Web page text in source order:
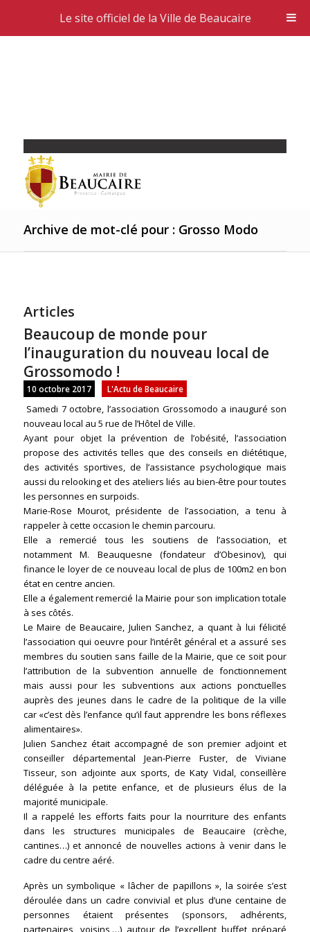
Archive de mot-clé pour : Grosso Modo
Articles
Beaucoup de monde pour
l’inauguration du nouveau local de
Grossomodo !
10 octobre 2017 L'Actu de Beaucaire
Samedi 7 octobre, l’association Grossomodo a inauguré son
nouveau local au 5 rue de l’Hôtel de Ville.
Ayant pour objet la prévention de l’obésité, l’association
propose des activités telles que des conseils en diététique,
des activités sportives, de l’assistance psychologique mais
aussi du relooking et des ateliers liés au bien-être pour toutes
les personnes en surpoids.
Marie-Rose Mourot, présidente de l’association, a tenu à
rappeler à cette occasion le chemin parcouru.
Elle a remercié tous les soutiens de l’association, et
notamment M. Beauquesne (fondateur d’Obesinov), qui
finance le loyer de ce nouveau local de plus de 100m2 en bon
état en centre ancien.
Elle a également remercié la Mairie pour son implication totale
à ses côtés.
Le Maire de Beaucaire, Julien Sanchez, a quant à lui félicité
l’association qui oeuvre pour l’intérêt général et a assuré ses
membres du soutien sans faille de la Mairie, que ce soit pour
l’attribution de la subvention annuelle de fonctionnement
mais aussi pour les subventions aux actions ponctuelles
auprès des jeunes dans le cadre de la politique de la ville
car «c’est dès l’enfance qu’il faut apprendre les bons réflexes
alimentaires».
Julien Sanchez était accompagné de son premier adjoint et
conseiller départemental Jean-Pierre Fuster, de Viviane
Tisseur, son adjointe aux sports, de Katy Vidal, conseillère
déléguée à la petite enfance, et de plusieurs élus de la
majorité municipale.
Il a rappelé les efforts faits pour la nourriture des enfants
dans les structures municipales de Beaucaire (crèche,
cantines…) et annoncé de nouvelles actions à venir dans le
cadre du centre aéré.
Après un symbolique « lâcher de papillons », la soirée s’est
déroulée dans un cadre convivial et plus d’une centaine de
personnes étaient présentes (sponsors, adhérents,
partenaires, voisins,…) autour de l’excellent buffet préparé
Le site officiel de la Ville de Beaucaire